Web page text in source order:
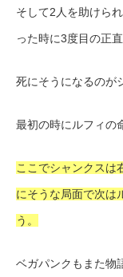
そして2人を助けら
った時に3度目の正
死にそうになるのが
最初の時にルフィの
ここでシャンクスは
にそうな局面で次は
う。
ベガパンクもまた物